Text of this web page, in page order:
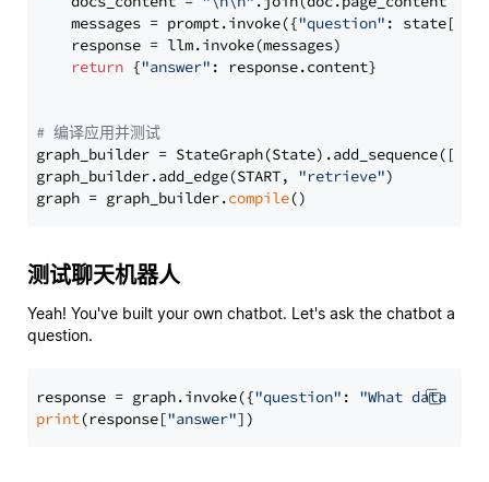
    messages = prompt.invoke({
"question" : state[
    response = llm.invoke(messages)
return {"answer" : response.content}
# 编译应用并测试
graph_builder =
graph_builder.add_edge(START, "retrieve")
graph = graph_builder.compile
测试聊天机器人
Yeah! You've built your own chatbot. Let's ask the chatbot a
question.
response = graph.invoke({"question" : "What data
print(response["answer"